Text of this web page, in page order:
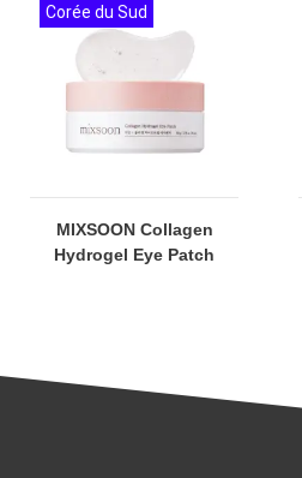
MIXSOON Collagen
Hydrogel Eye Patch
Corée du Sud